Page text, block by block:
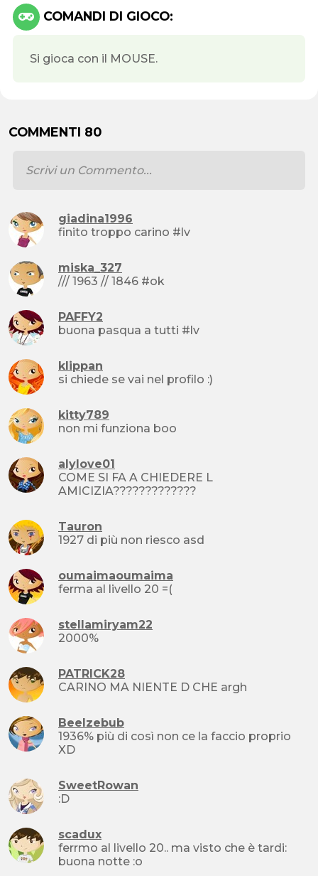
COMANDI DI GIOCO:
Si gioca con il MOUSE.
COMMENTI 80
giadina1996
finito troppo carino #lv
miska_327
/// 1963 // 1846 #ok
PAFFY2
buona pasqua a tutti #lv
klippan
si chiede se vai nel profilo :)
kitty789
non mi funziona boo
alylove01
COME SI FA A CHIEDERE L
AMICIZIA?????????????
Tauron
1927 di più non riesco asd
oumaimaoumaima
ferma al livello 20 =(
stellamiryam22
2000%
PATRICK28
CARINO MA NIENTE D CHE argh
Beelzebub
1936% più di così non ce la faccio proprio
XD
SweetRowan
:D
scadux
ferrmo al livello 20.. ma visto che è tardi:
buona notte :o